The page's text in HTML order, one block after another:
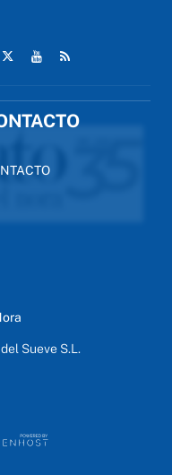
Sueve S.L.